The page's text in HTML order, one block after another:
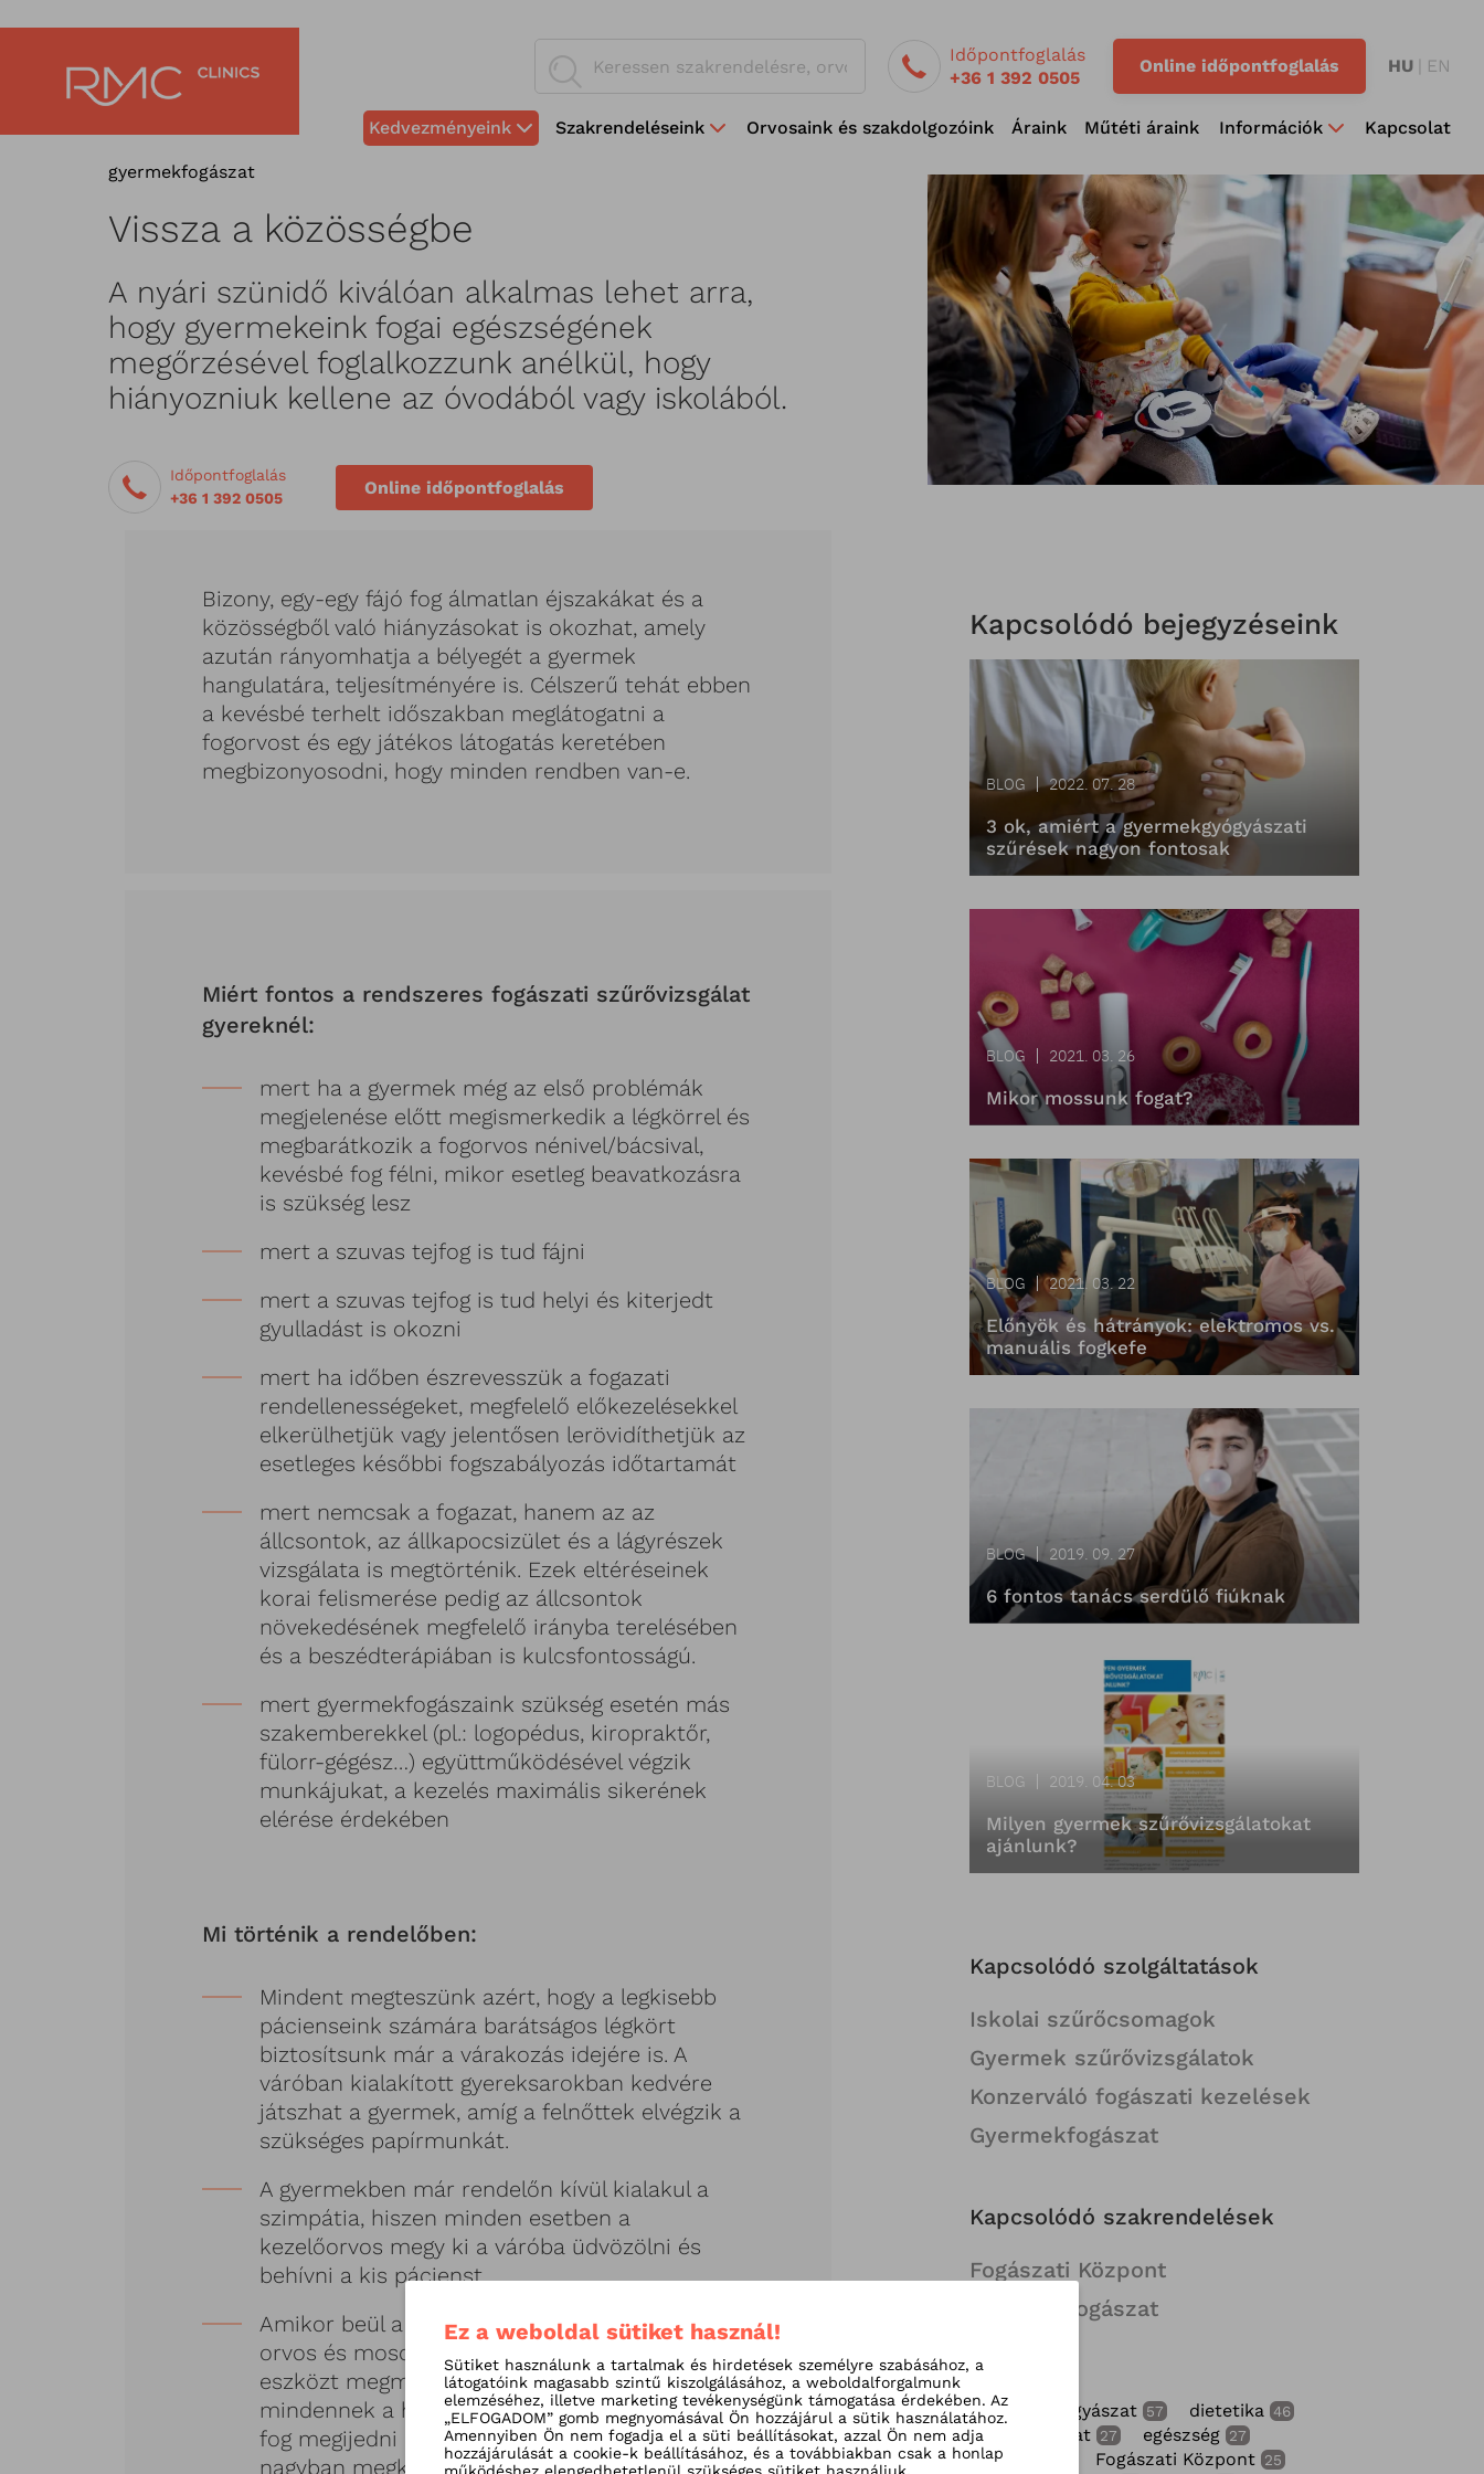
Időpontfoglalás
+36 1 392 0505
Online időpontfoglalás HU EN
Kedvezményeink Szakrendeléseink Orvosaink és szakdolgozóink Áraink Műtéti áraink Információk Kapcsolat
gyermekfogászat
Vissza a közösségbe
A nyári szünidő kiválóan alkalmas lehet arra,
hogy gyermekeink fogai egészségének
megőrzésével foglalkozzunk anélkül, hogy
hiányozniuk kellene az óvodából vagy iskolából.
Időpontfoglalás
+36 1 392 0505
Online időpontfoglalás
Bizony, egy-egy fájó fog álmatlan éjszakákat és a
közösségből való hiányzásokat is okozhat, amely
azután rányomhatja a bélyegét a gyermek
hangulatára, teljesítményére is. Célszerű tehát ebben
a kevésbé terhelt időszakban meglátogatni a
fogorvost és egy játékos látogatás keretében
megbizonyosodni, hogy minden rendben van-e.
Miért fontos a rendszeres fogászati szűrővizsgálat
gyereknél:
mert ha a gyermek még az első problémák
megjelenése előtt megismerkedik a légkörrel és
megbarátkozik a fogorvos nénivel/bácsival,
kevésbé fog félni, mikor esetleg beavatkozásra
is szükség lesz
mert a szuvas tejfog is tud fájni
mert a szuvas tejfog is tud helyi és kiterjedt
gyulladást is okozni
mert ha időben észrevesszük a fogazati
rendellenességeket, megfelelő előkezelésekkel
elkerülhetjük vagy jelentősen lerövidíthetjük az
esetleges későbbi fogszabályozás időtartamát
mert nemcsak a fogazat, hanem az az
állcsontok, az állkapocsizület és a lágyrészek
vizsgálata is megtörténik. Ezek eltéréseinek
korai felismerése pedig az állcsontok
növekedésének megfelelő irányba terelésében
és a beszédterápiában is kulcsfontosságú.
mert gyermekfogászaink szükség esetén más
szakemberekkel (pl.: logopédus, kiropraktőr,
fülorr-gégész…) együttműködésével végzik
munkájukat, a kezelés maximális sikerének
elérése érdekében
Mi történik a rendelőben:
Mindent megteszünk azért, hogy a legkisebb
pácienseink számára barátságos légkört
biztosítsunk már a várakozás idejére is. A
váróban kialakított gyereksarokban kedvére
játszhat a gyermek, amíg a felnőttek elvégzik a
szükséges papírmunkát.
A gyermekben már rendelőn kívül kialakul a
szimpátia, hiszen minden esetben a
kezelőorvos megy ki a váróba üdvözölni és
behívni a kis pácienst.
Amikor beül a gyermek a fogászati székbe, az
orvos és mosolygós asszisztense sorra minden
eszközt megmutogat a gyermeknek. Ha már
mindennek a hangja és kinézete ismerős, nem
fog megijedni a gyermek a kezelés során, amely
nagyban megkönnyíti mindenki dolgát.
Kapcsolódó bejegyzéseink
BLOG 2022. 07. 28
3 ok, amiért a gyermekgyógyászati
szűrések nagyon fontosak
BLOG 2021. 03. 26
Mikor mossunk fogat?
BLOG 2021. 03. 22
Előnyök és hátrányok: elektromos vs.
manuális fogkefe
BLOG 2019. 09. 27
6 fontos tanács serdülő fiúknak
BLOG 2019. 04. 03
Milyen gyermek szűrővizsgálatokat
ajánlunk?
Kapcsolódó szolgáltatások
Iskolai szűrőcsomagok
Gyermek szűrővizsgálatok
Konzerváló fogászati kezelések
Gyermekfogászat
Kapcsolódó szakrendelések
Fogászati Központ
Gyermekfogászat
Címkék
gyermekgyógyászat 57 dietetika 46
belgyógyászat 27 egészség 27
fogászat Fogászati Központ 25
Ez a weboldal sütiket használ!
Sütiket használunk a tartalmak és hirdetések személyre szabásához, a
látogatóink magasabb szintű kiszolgálásához, a weboldalforgalmunk
elemzéséhez, illetve marketing tevékenységünk támogatása érdekében. Az
„ELFOGADOM” gomb megnyomásával Ön hozzájárul a sütik használatához.
Amennyiben Ön nem fogadja el a süti beállításokat, azzal Ön nem adja
hozzájárulását a cookie-k beállításához, és a továbbiakban csak a honlap